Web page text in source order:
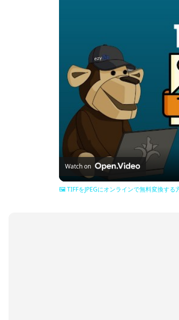
Watch on
🖼️ TIFFをJPEGにオンラインで無料変換す